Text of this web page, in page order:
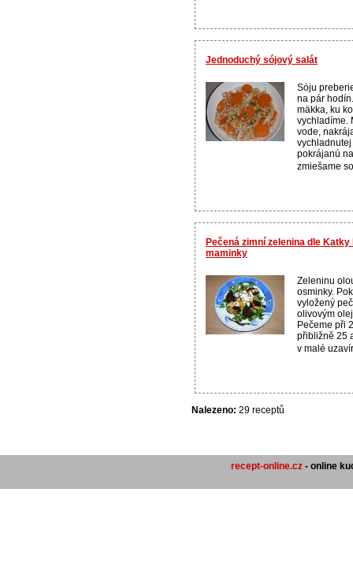
Jednoduchý sójový salát
Sóju
na pár
mäkka, ku
vychladíme.
vode,
pokrájanú
zmiešame
Pečená zimní zelenina dle
maminky
Zeleninu
osminky.
vyložený
olivovým
Pečeme při
přibližně 25
v malé
Nalezeno: 29 receptů
recept-online.cz - online